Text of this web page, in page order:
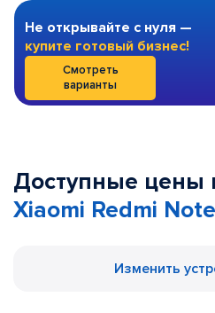
Не открывайте с нуля —
купите готовый бизнес!
Смотреть
варианты
Доступные цены
Xiaomi Redmi Note
Изменить